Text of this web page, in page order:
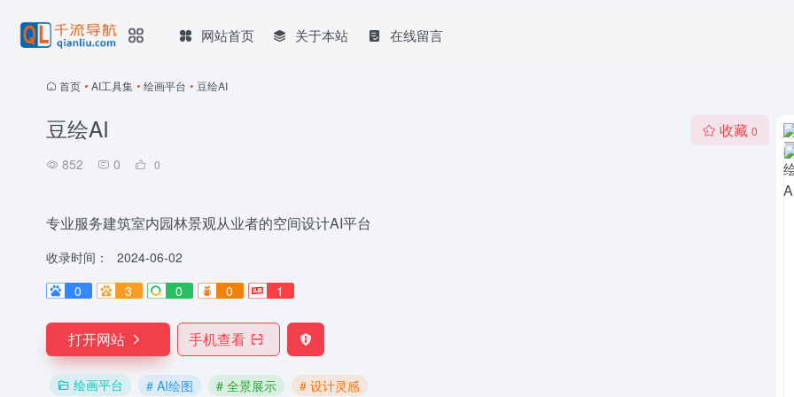
网站首页 关于本站 在线留言
首页 • AI工具集 • 绘画平台 • 豆绘AI
豆绘AI
852 0 0
收藏 0
专业服务建筑室内园林景观从业者的空间设计AI平台
收录时间：
2024-06-02
0
3 0 0 1
打开网站 手机查看
绘画平台 # AI绘图 # 全景展示 # 设计灵感